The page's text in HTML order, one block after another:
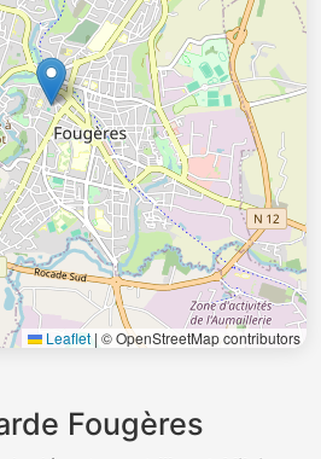
Leaflet | © OpenStreetMap contributors
Fougères